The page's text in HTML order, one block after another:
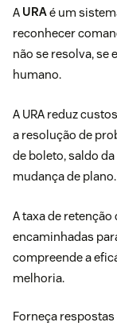
A URAé um
reconhecer
não se resolva, se
humano.
A URA reduz
a resolução de
de boleto, saldo
mudança de plano.
A taxa de
encaminhadas
compreende a
melhoria.
Forneça